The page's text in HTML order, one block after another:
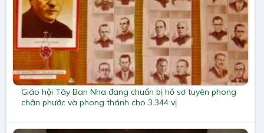
Giáo hội Tây Ban Nha đang chuẩn bị hồ sơ tuyên phong
chân phước và phong thánh cho 3.344 vị